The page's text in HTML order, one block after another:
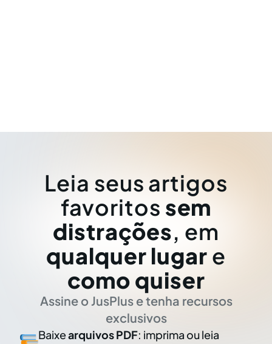
Leia seus artigos
favoritos sem
distrações, em
qualquer lugar e
como quiser
Assine o JusPlus e tenha recursos
exclusivos
Baixearquivos PDF: imprima ou leia